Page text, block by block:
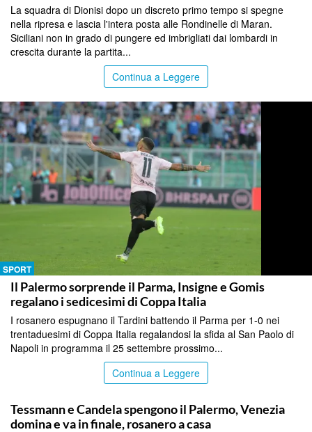
La squadra di Dionisi dopo un discreto primo tempo si spegne
nella ripresa e lascia l'intera posta alle Rondinelle di Maran.
Siciliani non in grado di pungere ed imbrigliati dai lombardi in
crescita durante la partita...
Continua a Leggere
SPORT
Il Palermo sorprende il Parma, Insigne e Gomis
regalano i sedicesimi di Coppa Italia
I rosanero espugnano il Tardini battendo il Parma per 1-0 nei
trentaduesimi di Coppa Italia regalandosi la sfida al San Paolo di
Napoli in programma il 25 settembre prossimo...
Continua a Leggere
Tessmann e Candela spengono il Palermo, Venezia
domina e va in finale, rosanero a casa